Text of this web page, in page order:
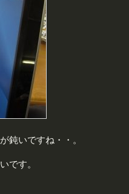
鈍いですね・・。
です。